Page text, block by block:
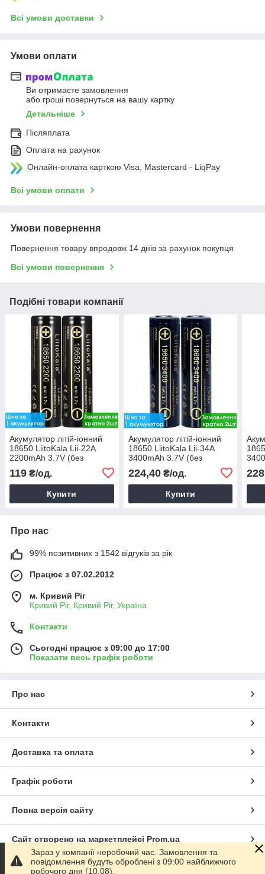
Всі умови доставки
Умови оплати
Ви отримаєте замовлення
або гроші повернуться на вашу картку
Детальніше
Післяплата
Оплата на рахунок
Онлайн-оплата карткою Visa, Mastercard - LiqPay
Всі умови оплати
Умови повернення
Повернення товару впродовж 14 днів за рахунок покупця
Всі умови повернення
Подібні товари компанії
Акумулятор літій-іонний
18650 LiitoKala Lii-22A
2200mAh 3.7V (без
119 ₴/од.
Купити
Акумулятор літій-іонний
18650 LiitoKala Lii-34A
3400mAh 3.7V (без
224,40₴/од.
Купити
Про нас
99% позитивних з 1542 відгуків за рік
Працює з 07.02.2012
м. Кривий Ріг
Кривий Ріг, Кривий Ріг, Україна
Контакти
Сьогодні працює з 09:00 до 17:00
Показати весь графік роботи
Про нас
Контакти
Доставка та оплата
Графік роботи
Повна версія сайту
Сайт створено на маркетплейсі Prom.ua
Політика конфіденційності
Зараз у компанії неробочий час. Замовлення та
повідомлення будуть оброблені з 09:00 найближчого
робочого дня (10.08).